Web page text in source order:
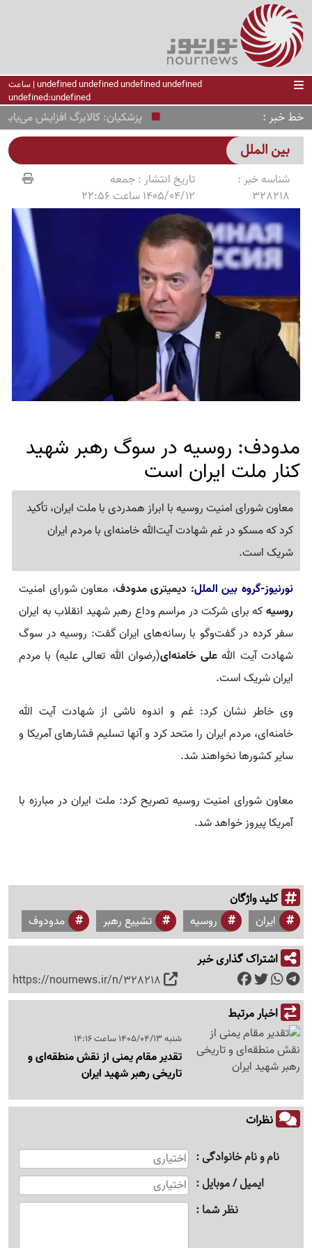
undefined undefined undefined undefined | ساعت
undefined:undefined
خط خبر پزشکیان: کالابرگ افزایش می‌یابد؛
بین الملل
شناسه خبر :
328218
تاریخ انتشار :جمعه
1405/04/12 ساعت 22:56
مدودف: روسیه در سوگ رهبر شهید
کنار ملت ایران است
معاون شورای امنیت روسیه با ابراز همدردی با ملت ایران، تأکید
کرد که مسکو در غم شهادت آیت‌الله خامنه‌ای با مردم ایران
شریک است.
نورنیوز-گروه بین الملل: دیمیتری مدودف، معاون شورای امنیت
روسیهکه برای شرکت در مراسم وداع رهبر شهید انقلاب به ایران
سفر کرده در گفت‌وگو با رسانه‌های ایران گفت: روسیه در سوگ
شهادت آیت اللهعلی خامنه‌ای(رضوان الله تعالی علیه) با مردم
ایران شریک است.
وی خاطر نشان کرد: غم و اندوه ناشی از شهادت آیت الله
خامنه‌ای، مردم ایران را متحد کرد و آنها تسلیم فشارهای آمریکا و
سایر کشورها نخواهند شد.
معاون شورای امنیت روسیه تصریح کرد: ملت ایران در مبارزه با
آمریکا پیروز خواهد شد.
کلید واژگان
ایران روسیه تشییع رهبر مدودوف
اشتراک گذاری خبر
https://nournews.ir/n/328218
اخبار مرتبط
شنبه 1405/04/13 ساعت 14:16
تقدیر مقام یمنی از نقش منطقه‌ای و
تاریخی رهبر شهید ایران
نظرات
نام و نام خانوادگی
ایمیل / موبایل
نظر شما